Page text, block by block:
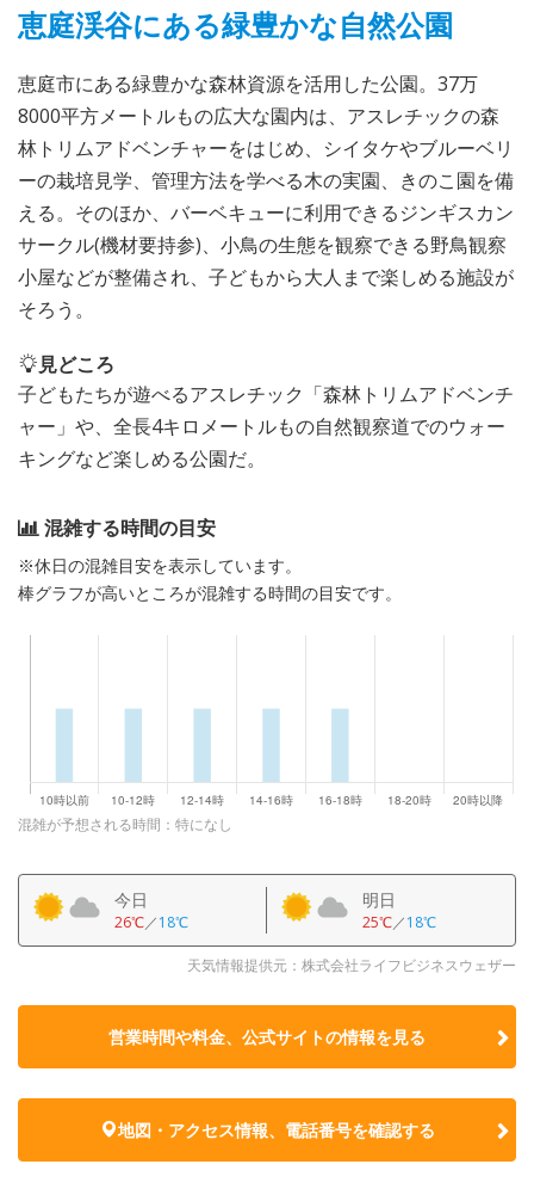
恵庭渓谷にある緑豊かな自然公園
恵庭市にある緑豊かな森林資源を活用した公園。37万
8000平方メートルもの広大な園内は、アスレチックの森
林トリムアドベンチャーをはじめ、シイタケやブルーベリ
ーの栽培見学、管理方法を学べる木の実園、きのこ園を備
える。そのほか、バーベキューに利用できるジンギスカン
サークル(機材要持参)、小鳥の生態を観察できる野鳥観察
小屋などが整備され、子どもから大人まで楽しめる施設が
そろう。
見どころ
子どもたちが遊べるアスレチック「森林トリムアドベンチ
ャー」や、全長4キロメートルもの自然観察道でのウォー
キングなど楽しめる公園だ。
混雑する時間の目安
※休日の混雑目安を表示しています。
棒グラフが高いところが混雑する時間の目安です。
混雑が予想される時間：特になし
今日
26℃／18℃
明日
25℃／18℃
天気情報提供元：株式会社ライフビジネスウェザー
営業時間や料金、公式サイトの情報を見る
地図・アクセス情報、電話番号を確認する